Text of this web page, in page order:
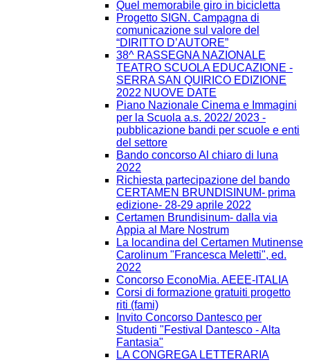
Quel memorabile giro in bicicletta
Progetto SIGN. Campagna di
comunicazione sul valore del
“DIRITTO D’AUTORE”
38^ RASSEGNA NAZIONALE
TEATRO SCUOLA EDUCAZIONE -
SERRA SAN QUIRICO EDIZIONE
2022 NUOVE DATE
Piano Nazionale Cinema e Immagini
per la Scuola a.s. 2022/ 2023 -
pubblicazione bandi per scuole e enti
del settore
Bando concorso Al chiaro di luna
2022
Richiesta partecipazione del bando
CERTAMEN BRUNDISINUM- prima
edizione- 28-29 aprile 2022
Certamen Brundisinum- dalla via
Appia al Mare Nostrum
La locandina del Certamen Mutinense
Carolinum "Francesca Meletti", ed.
2022
Concorso EconoMia. AEEE-ITALIA
Corsi di formazione gratuiti progetto
riti (fami)
Invito Concorso Dantesco per
Studenti "Festival Dantesco - Alta
Fantasia"
LA CONGREGA LETTERARIA